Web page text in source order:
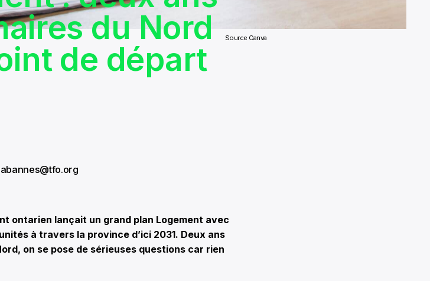
Source Canva
du Nord
de départ
ontarien lançait un grand plan Logement avec
à travers la province d’ici 2031. Deux ans
on se pose de sérieuses questions car rien